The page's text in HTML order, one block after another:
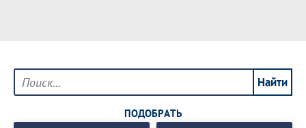
ПОДОБРАТЬ